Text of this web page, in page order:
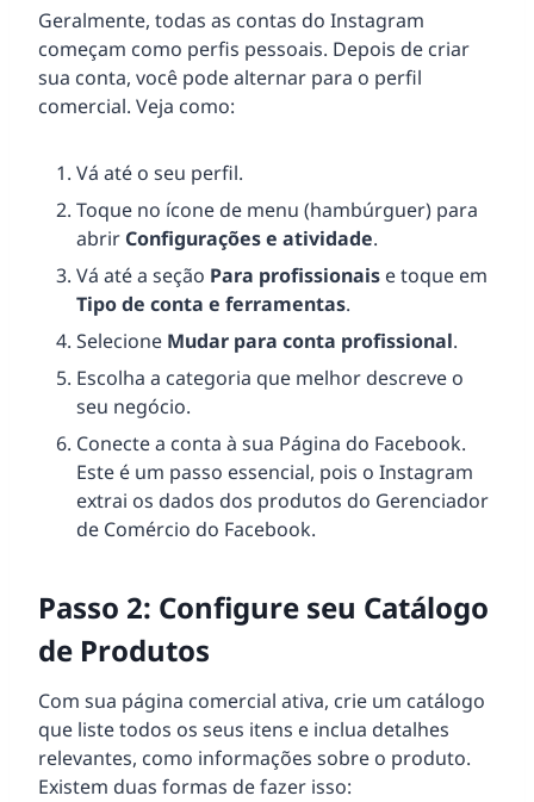
Geralmente, todas as contas do Instagram
começam como perfis pessoais. Depois de criar
sua conta, você pode alternar para o perfil
comercial. Veja como:
Vá até o seu perfil.
Toque no ícone de menu (hambúrguer) para
abrir Configurações e atividade.
Vá até a seção Para profissionais e toque em
Tipo de conta e ferramentas.
Selecione Mudar para conta profissional.
Escolha a categoria que melhor descreve o
seu negócio.
Conecte a conta à sua Página do Facebook.
Este é um passo essencial, pois o Instagram
extrai os dados dos produtos do Gerenciador
de Comércio do Facebook.
Passo 2: Configure seu Catálogo
de Produtos
Com sua página comercial ativa, crie um catálogo
que liste todos os seus itens e inclua detalhes
relevantes, como informações sobre o produto.
Existem duas formas de fazer isso: